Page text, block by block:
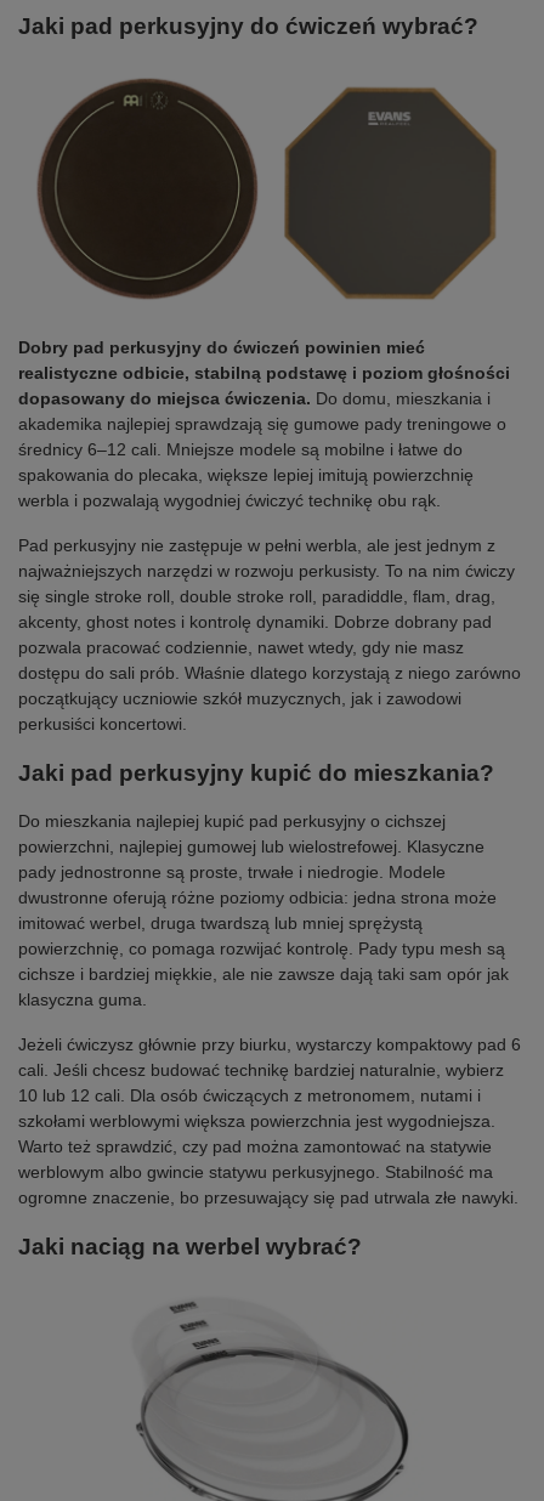
Jaki pad perkusyjny do ćwiczeń wybrać?
Dobry pad perkusyjny do ćwiczeń powinien mieć
realistyczne odbicie, stabilną podstawę i poziom głośności
dopasowany do miejsca ćwiczenia. Do domu, mieszkania i
akademika najlepiej sprawdzają się gumowe pady treningowe o
średnicy 6–12 cali. Mniejsze modele są mobilne i łatwe do
spakowania do plecaka, większe lepiej imitują powierzchnię
werbla i pozwalają wygodniej ćwiczyć technikę obu rąk.
Pad perkusyjny nie zastępuje w pełni werbla, ale jest jednym z
najważniejszych narzędzi w rozwoju perkusisty. To na nim ćwiczy
się single stroke roll, double stroke roll, paradiddle, flam, drag,
akcenty, ghost notes i kontrolę dynamiki. Dobrze dobrany pad
pozwala pracować codziennie, nawet wtedy, gdy nie masz
dostępu do sali prób. Właśnie dlatego korzystają z niego zarówno
początkujący uczniowie szkół muzycznych, jak i zawodowi
perkusiści koncertowi.
Jaki pad perkusyjny kupić do mieszkania?
Do mieszkania najlepiej kupić pad perkusyjny o cichszej
powierzchni, najlepiej gumowej lub wielostrefowej. Klasyczne
pady jednostronne są proste, trwałe i niedrogie. Modele
dwustronne oferują różne poziomy odbicia: jedna strona może
imitować werbel, druga twardszą lub mniej sprężystą
powierzchnię, co pomaga rozwijać kontrolę. Pady typu mesh są
cichsze i bardziej miękkie, ale nie zawsze dają taki sam opór jak
klasyczna guma.
Jeżeli ćwiczysz głównie przy biurku, wystarczy kompaktowy pad 6
cali. Jeśli chcesz budować technikę bardziej naturalnie, wybierz
10 lub 12 cali. Dla osób ćwiczących z metronomem, nutami i
szkołami werblowymi większa powierzchnia jest wygodniejsza.
Warto też sprawdzić, czy pad można zamontować na statywie
werblowym albo gwincie statywu perkusyjnego. Stabilność ma
ogromne znaczenie, bo przesuwający się pad utrwala złe nawyki.
Jaki naciąg na werbel wybrać?